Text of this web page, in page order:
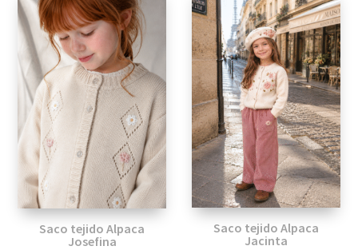
Saco tejido Alpaca
Josefina
Saco tejido Alpaca
Jacinta